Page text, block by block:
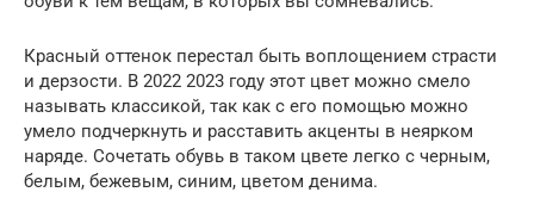
Красный оттенок перестал быть воплощением страсти
и дерзости. В 2022 2023 году этот цвет можно смело
называть классикой, так как с его помощью можно
умело подчеркнуть и расставить акценты в неярком
наряде. Сочетать обувь в таком цвете легко с черным,
белым, бежевым, синим, цветом денима.